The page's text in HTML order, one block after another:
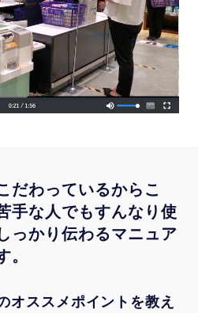
だわっているからこ
手な人でもすんなり使
っかり伝わるマニュア
。
オススメポイントを教え